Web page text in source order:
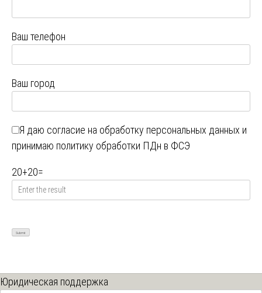
Ваш телефон
Ваш город
Я даю согласие на обработку персональных данных и
принимаю политику обработки ПДн в ФСЭ
20+20=
Юридическая поддержка